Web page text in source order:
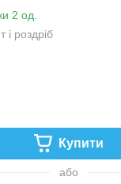
2 од.
і роздріб
Купити
або